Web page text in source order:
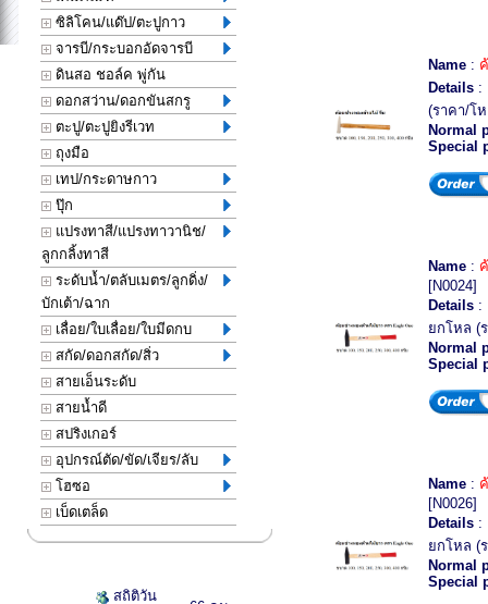
ซิลิโคน/แด๊ป/ตะปูกาว
จารบี/กระบอกอัดจารบี
ดินสอ ชอล์ค พู่กัน
ดอกสว่าน/ดอกขันสกรู
ตะปู/ตะปูยิงรีเวท
ถุงมือ
เทป/กระดาษกาว
ปุ๊ก
แปรงทาสี/แปรงทาวานิช/
ลูกกลิ้งทาสี
ระดับน้ำ/ตลับเมตร/ลูกดิ่ง/
บักเต้า/ฉาก
เลื่อย/ใบเลื่อย/ใบมีดกบ
สกัด/ดอกสกัด/สิ่ว
สายเอ็นระดับ
สายน้ำดี
สปริงเกอร์
อุปกรณ์ตัด/ขัด/เจียร/ลับ
โฮซอ
เบ็ดเตล็ด
สถิติวัน
Name :
Details :
(ราคา/โ
Normal
Special
Name :
[N0024]
Details :
ยกโหล (
Normal
Special
Name :
[N0026]
Details :
ยกโหล (
Normal
Special